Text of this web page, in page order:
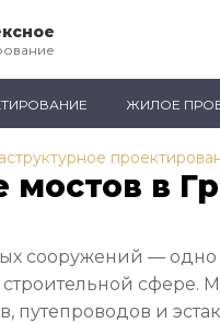
ЖИЛОЕ
мостов в
сооружений — одно
сфере.
путепроводов и